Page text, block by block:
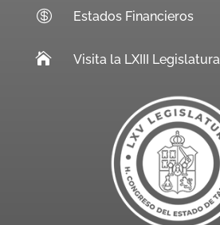
 Estados Financieros
 Visita la LXIII Legislatura